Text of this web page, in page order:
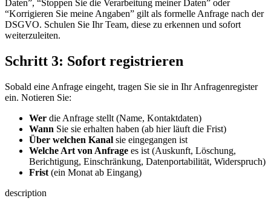
Daten”, “Stoppen Sie die Verarbeitung meiner Daten” oder
“Korrigieren Sie meine Angaben” gilt als formelle Anfrage nach der
DSGVO. Schulen Sie Ihr Team, diese zu erkennen und sofort
weiterzuleiten.
Schritt 3: Sofort registrieren
Sobald eine Anfrage eingeht, tragen Sie sie in Ihr Anfragenregister
ein. Notieren Sie:
Wer die Anfrage stellt (Name, Kontaktdaten)
Wann Sie sie erhalten haben (ab hier läuft die Frist)
Über welchen Kanal sie eingegangen ist
Welche Art von Anfrage es ist (Auskunft, Löschung,
Berichtigung, Einschränkung, Datenportabilität, Widerspruch)
Frist (ein Monat ab Eingang)
description